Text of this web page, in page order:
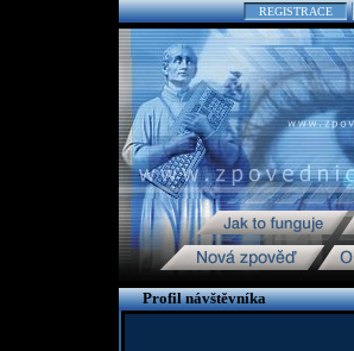
REGISTRACE
Profil návštěvníka